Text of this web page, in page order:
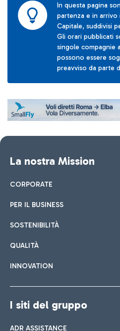
In questa pagina
partenza e in
Capitale, suddivisi
Gli orari pubblicati
singole compagnie
possono essere
preavviso da parte
La nostra Mission
CORPORATE
PER IL BUSINESS
SOSTENIBILITÀ
QUALITÀ
INNOVATION
I siti del gruppo
ADR ASSISTANCE